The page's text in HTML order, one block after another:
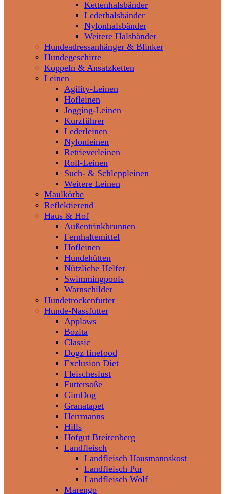
Kettenhalsbänder
Lederhalsbänder
Nylonhalsbänder
Weitere Halsbänder
Hundeadressanhänger & Blinker
Hundegeschirre
Koppeln & Ansatzketten
Leinen
Agility-Leinen
Hofleinen
Jogging-Leinen
Kurzführer
Lederleinen
Nylonleinen
Retrieverleinen
Roll-Leinen
Such- & Schleppleinen
Weitere Leinen
Maulkörbe
Reflektierend
Haus & Hof
Außentrinkbrunnen
Fernhaltemittel
Hofleinen
Hundehütten
Nützliche Helfer
Swimmingpools
Warnschilder
Hundetrockenfutter
Hunde-Nassfutter
Applaws
Bozita
Classic
Dogz finefood
Exclusion Diet
Fleischeslust
Futtersoße
GimDog
Granatapet
Herrmanns
Hills
Hofgut Breitenberg
Landfleisch
Landfleisch Hausmannskost
Landfleisch Pur
Landfleisch Wolf
Marengo